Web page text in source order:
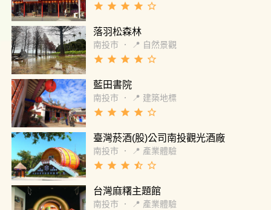
grade grade grade grade star_border
落羽松森林
南投市 ． 📍 自然景觀
grade grade grade grade star_border
藍田書院
南投市 ． 📍 建築地標
grade grade grade grade star_border
臺灣菸酒(股)公司南投觀光酒廠
南投市 ． 📍 產業體驗
grade grade grade star_half star_border
台灣麻糬主題館
南投市 ． 📍 產業體驗